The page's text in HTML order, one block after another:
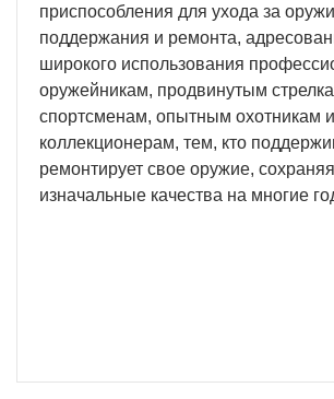
приспособления для ухода за
поддержания и ремонта,
широкого использования
оружейникам, продвинутым
спортсменам, опытным охотникам и
коллекционерам, тем, кто
ремонтирует свое оружие,
изначальные качества на многие